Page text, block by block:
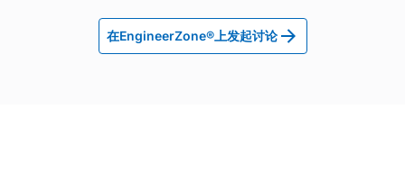
在EngineerZone®上发起讨论